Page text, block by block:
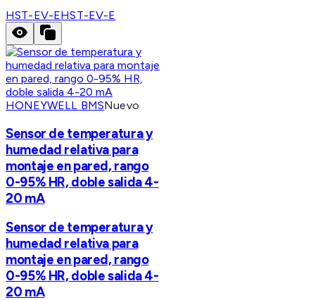
HST-EV-EHST-EV-E
HONEYWELL BMSNuevo
Sensor de temperatura y
humedad relativa para
montaje en pared, rango
0-95% HR, doble salida 4-
20 mA
Sensor de temperatura y
humedad relativa para
montaje en pared, rango
0-95% HR, doble salida 4-
20 mA